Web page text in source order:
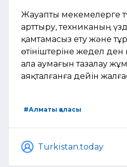
Жауапты мекемелерге
арттыру, техниканың
қамтамасыз ету және
өтініштеріне жедел
Қала аумағын тазалау
аяқталғанға дейін
#Алматы қаласы
Turkistan.today